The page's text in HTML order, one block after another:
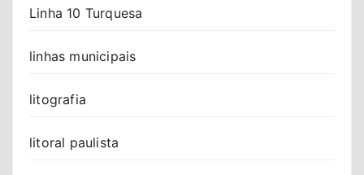
Linha 10 Turquesa
linhas municipais
litografia
litoral paulista